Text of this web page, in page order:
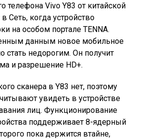
телефона Vivo Y83 от китайской
Сеть, когда устройство
на особом портале TENNA.
данным новое мобильное
стать недорогим. Он получит
и разрешение HD+.
сканера в Y83 нет, поэтому
увидеть в устройстве
лиц. Функционирование
поддерживает 8-ядерный
пока держится втайне,